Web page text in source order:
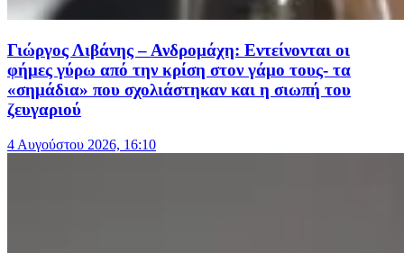
Γιώργος Λιβάνης – Ανδρομάχη: Εντείνονται οι
φήμες γύρω από την κρίση στον γάμο τους- τα
«σημάδια» που σχολιάστηκαν και η σιωπή του
ζευγαριού
4 Αυγούστου 2026, 16:10